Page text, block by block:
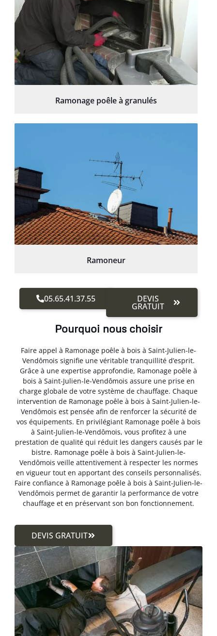
Ramonage poêle à granulés
Ramoneur
05.65.41.37.55 DEVIS
GRATUIT
Pourquoi nous choisir
Faire appel à Ramonage poêle à bois à Saint-Julien-le-
Vendômois signifie une véritable tranquillité d’esprit.
Grâce à une expertise approfondie, Ramonage poêle à
bois à Saint-Julien-le-Vendômois assure une prise en
charge globale de votre système de chauffage. Chaque
intervention de Ramonage poêle à bois à Saint-Julien-le-
Vendômois est pensée afin de renforcer la sécurité de
vos équipements. En privilégiant Ramonage poêle à bois
à Saint-Julien-le-Vendômois, vous profitez à une
prestation de qualité qui réduit les dangers causés par le
bistre. Ramonage poêle à bois à Saint-Julien-le-
Vendômois veille attentivement à respecter les normes
en vigueur tout en apportant des conseils personnalisés.
Faire confiance à Ramonage poêle à bois à Saint-Julien-le-
Vendômois permet de garantir la performance de votre
chauffage et en préservant son bon fonctionnement.
DEVIS GRATUIT